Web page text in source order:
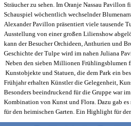
Sträucher zu sehen. Im Oranje Nassau Pavillon
Schauspiel wöchentlich wechselnder
Alexander Pavillon präsentiert viele tausende
Ausstellung von einer großen Lilienshow
kann der Besucher Orchideen, Anthurien und
Geschichte der Tulpe wird im nahen Juliana
Neben den sieben Millionen Frühlingsblumen
Kunstobjekte und Statuen, die dem Park ein
Frühjahr erhalten Künstler die Gelegenheit,
Besonders beeindruckend für die Gruppe war
Kombination von Kunst und Flora. Dazu gab
für den heimischen Garten. Ein Highlight für